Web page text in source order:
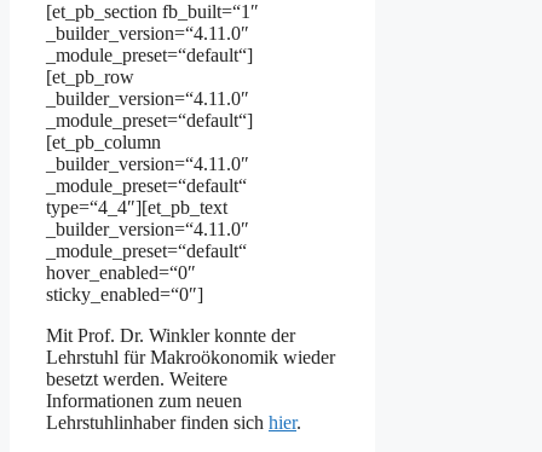
[et_pb_section fb_built=“1″
_builder_version=“4.11.0″
_module_preset=“default“]
[et_pb_row
_builder_version=“4.11.0″
_module_preset=“default“]
[et_pb_column
_builder_version=“4.11.0″
_module_preset=“default“
type=“4_4″][et_pb_text
_builder_version=“4.11.0″
_module_preset=“default“
hover_enabled=“0″
sticky_enabled=“0″]
Mit Prof. Dr. Winkler konnte der
Lehrstuhl für Makroökonomik wieder
besetzt werden. Weitere
Informationen zum neuen
Lehrstuhlinhaber finden sich hier.